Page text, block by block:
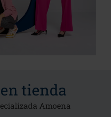
tienda
Amoena